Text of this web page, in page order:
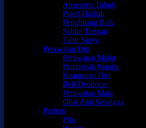
Aksesoris Tubuh
Paket Hadiah
Penghilang Bulu
Sabun Tangan
Tabir Surya
Perawatan Diri
Perawatan Mulut
Pembersih Wanita
Keamanan Diri
Beli Deodoran
Perawatan Mata
Obat Anti Serangga
Parfum
Pria